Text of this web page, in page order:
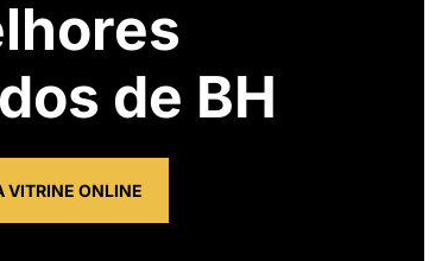
de BH
VITRINE ONLINE